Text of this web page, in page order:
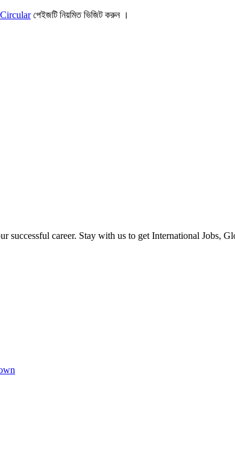
পেইজটি নিয়মিত ভিজিট করুন ।
career. Stay with us to get International Jobs,